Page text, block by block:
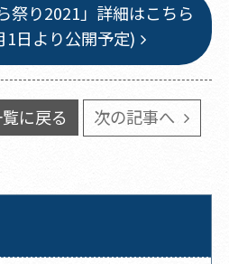
祭り2021」詳細はこちら
日より公開予定)
に戻る 次の記事へ